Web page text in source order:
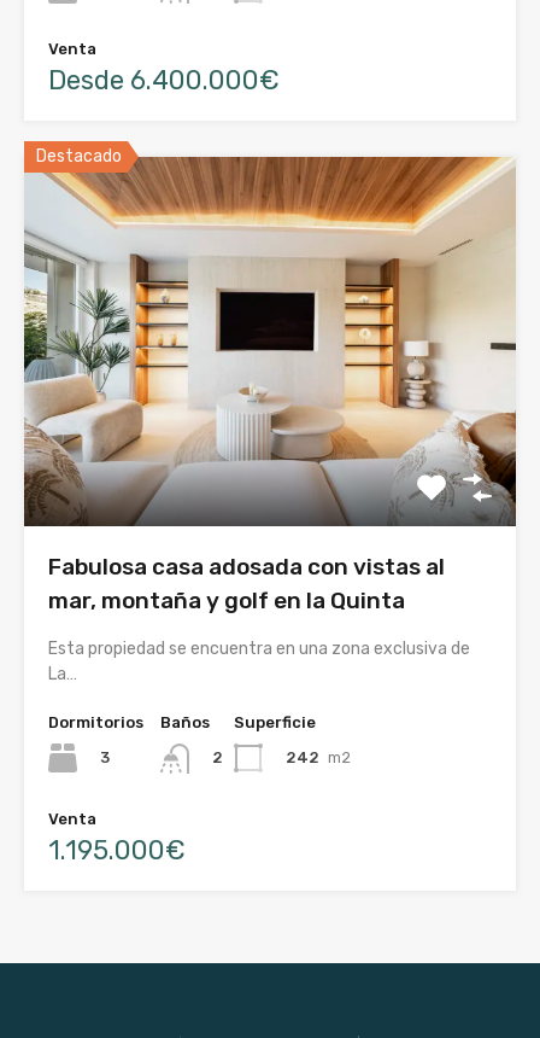
Venta
Desde 6.400.000€
Destacado
Fabulosa casa adosada con vistas al
mar, montaña y golf en la Quinta
Esta propiedad se encuentra en una zona exclusiva de
La…
Dormitorios
3
Baños
2
Superficie
242 m2
Venta
1.195.000€